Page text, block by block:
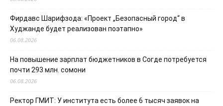
Фирдавс Шарифзода: «Проект „Безопасный город“ в
Худжанде будет реализован поэтапно»
06.08.2026
На повышение зарплат бюджетников в Согде потребуется
почти 293 млн. сомони
06.08.2026
Ректор ГМИТ: У института есть более 6 тысяч заявок на